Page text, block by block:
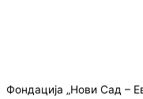
Фондација „Нови Сад –